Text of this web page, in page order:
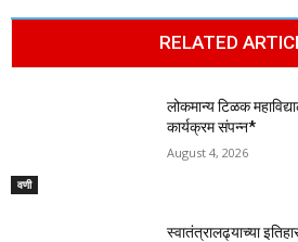
RELATED
वणी
लोकमान्य टिळक
कार्यक्रम संपन्न*
August 4, 2026
स्वातंत्रालढ्याच्या